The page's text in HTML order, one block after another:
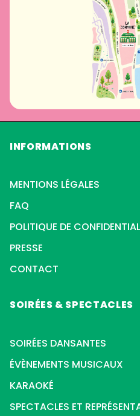
INFORMATIONS
MENTIONS LÉGALES
FAQ
POLITIQUE DE
PRESSE
CONTACT
SOIRÉES & SPECTACLES
SOIRÉES DANSANTES
ÉVÈNEMENTS MUSICAUX
KARAOKÉ
SPECTACLES ET